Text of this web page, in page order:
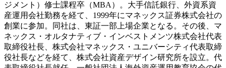
ジメント）修士課程卒（MBA）。大手信託銀行、外資系資
産運用会社勤務を経て、1999年にマネックス証券株式会社の
創業に参加。同社は、東証一部上場企業となる。その後、マ
ネックス・オルタナティブ・インベストメンツ株式会社代表
取締役社長、株式会社マネックス・ユニバーシティ代表取締
役社長などを経て、株式会社資産デザイン研究所を設立。代